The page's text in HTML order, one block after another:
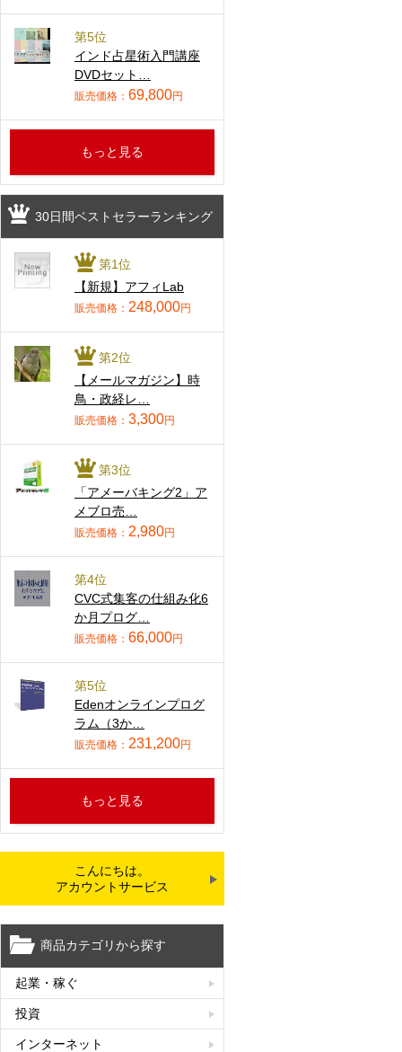
第5位
インド占星術入門講座
DVDセット…
販売価格： 69,800円
もっと見る
30日間ベストセラーランキング
第1位
【新規】アフィLab
販売価格： 248,000円
第2位
【メールマガジン】時
鳥・政経レ…
販売価格： 3,300円
第3位
「アメーバキング2」ア
メブロ売…
販売価格： 2,980円
第4位
CVC式集客の仕組み化6
か月プログ…
販売価格： 66,000円
第5位
Edenオンラインプログ
ラム（3か…
販売価格： 231,200円
もっと見る
こんにちは。
アカウントサービス
商品カテゴリから探す
起業・稼ぐ
投資
インターネット